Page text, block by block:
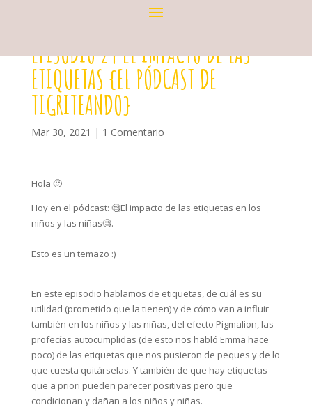
EPISODIO 24 EL IMPACTO DE LAS
ETIQUETAS {EL PÓDCAST DE
TIGRITEANDO}
Mar 30, 2021 | 1 Comentario
Hola 🙂
Hoy en el pódcast: 🧐El impacto de las etiquetas en los
niños y las niñas🧐.⁣
Esto es un temazo :)⁣
En este episodio hablamos de etiquetas, de cuál es su
utilidad (prometido que la tienen) y de cómo van a influir
también en los niños y las niñas, del efecto Pigmalion, las
profecías autocumplidas (de esto nos habló Emma hace
poco) de las etiquetas que nos pusieron de peques y de lo
que cuesta quitárselas. Y también de que hay etiquetas
que a priori pueden parecer positivas pero que
condicionan y dañan a los niños y niñas.⁣